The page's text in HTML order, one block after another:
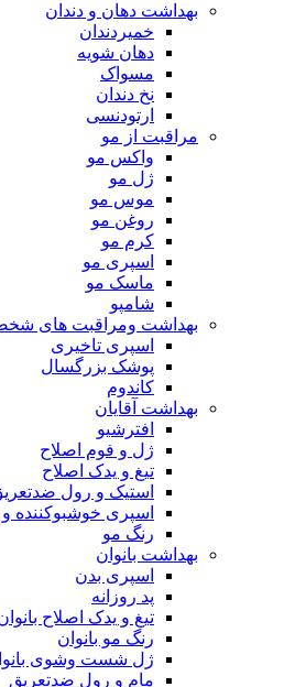
بهداشت دهان و دندان
خمیردندان
دهان شویه
مسواک
نخ دندان
ارتودنسی
مراقبت از مو
واکس مو
ژل مو
موس مو
روغن مو
کرم مو
اسپری مو
ماسک مو
شامپو
بهداشت ومراقبت های
اسپری تاخیری
پوشک بزرگسال
کاندوم
بهداشت آقایان
افترشیو
ژل و فوم اصلاح
تیغ و یدک اصلاح
استیک و رول
اسپری خوشبوکننده
رنگ مو
بهداشت بانوان
اسپری بدن
پد روزانه
تیغ و یدک اصلاح
رنگ مو بانوان
ژل شست وشوی
مام و رول ضدتعریق